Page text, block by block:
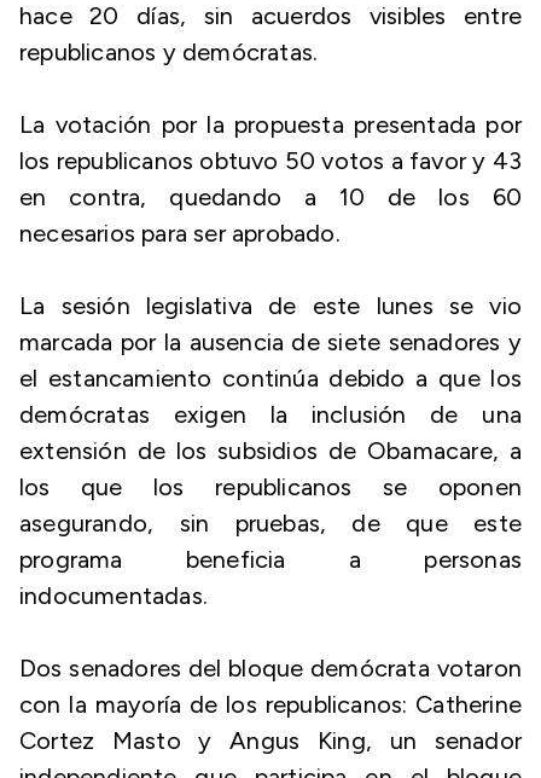
hace 20 días, sin acuerdos visibles entre
republicanos y demócratas.
La votación por la propuesta presentada por
los republicanos obtuvo 50 votos a favor y 43
en contra, quedando a 10 de los 60
necesarios para ser aprobado.
La sesión legislativa de este lunes se vio
marcada por la ausencia de siete senadores y
el estancamiento continúa debido a que los
demócratas exigen la inclusión de una
extensión de los subsidios de Obamacare, a
los que los republicanos se oponen
asegurando, sin pruebas, de que este
programa beneficia a personas
indocumentadas.
Dos senadores del bloque demócrata votaron
con la mayoría de los republicanos: Catherine
Cortez Masto y Angus King, un senador